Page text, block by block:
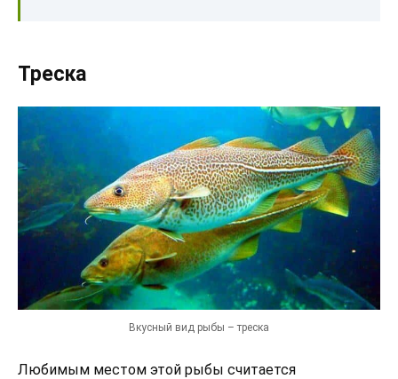
Треска
Вкусный вид рыбы – треска
Любимым местом этой рыбы считается